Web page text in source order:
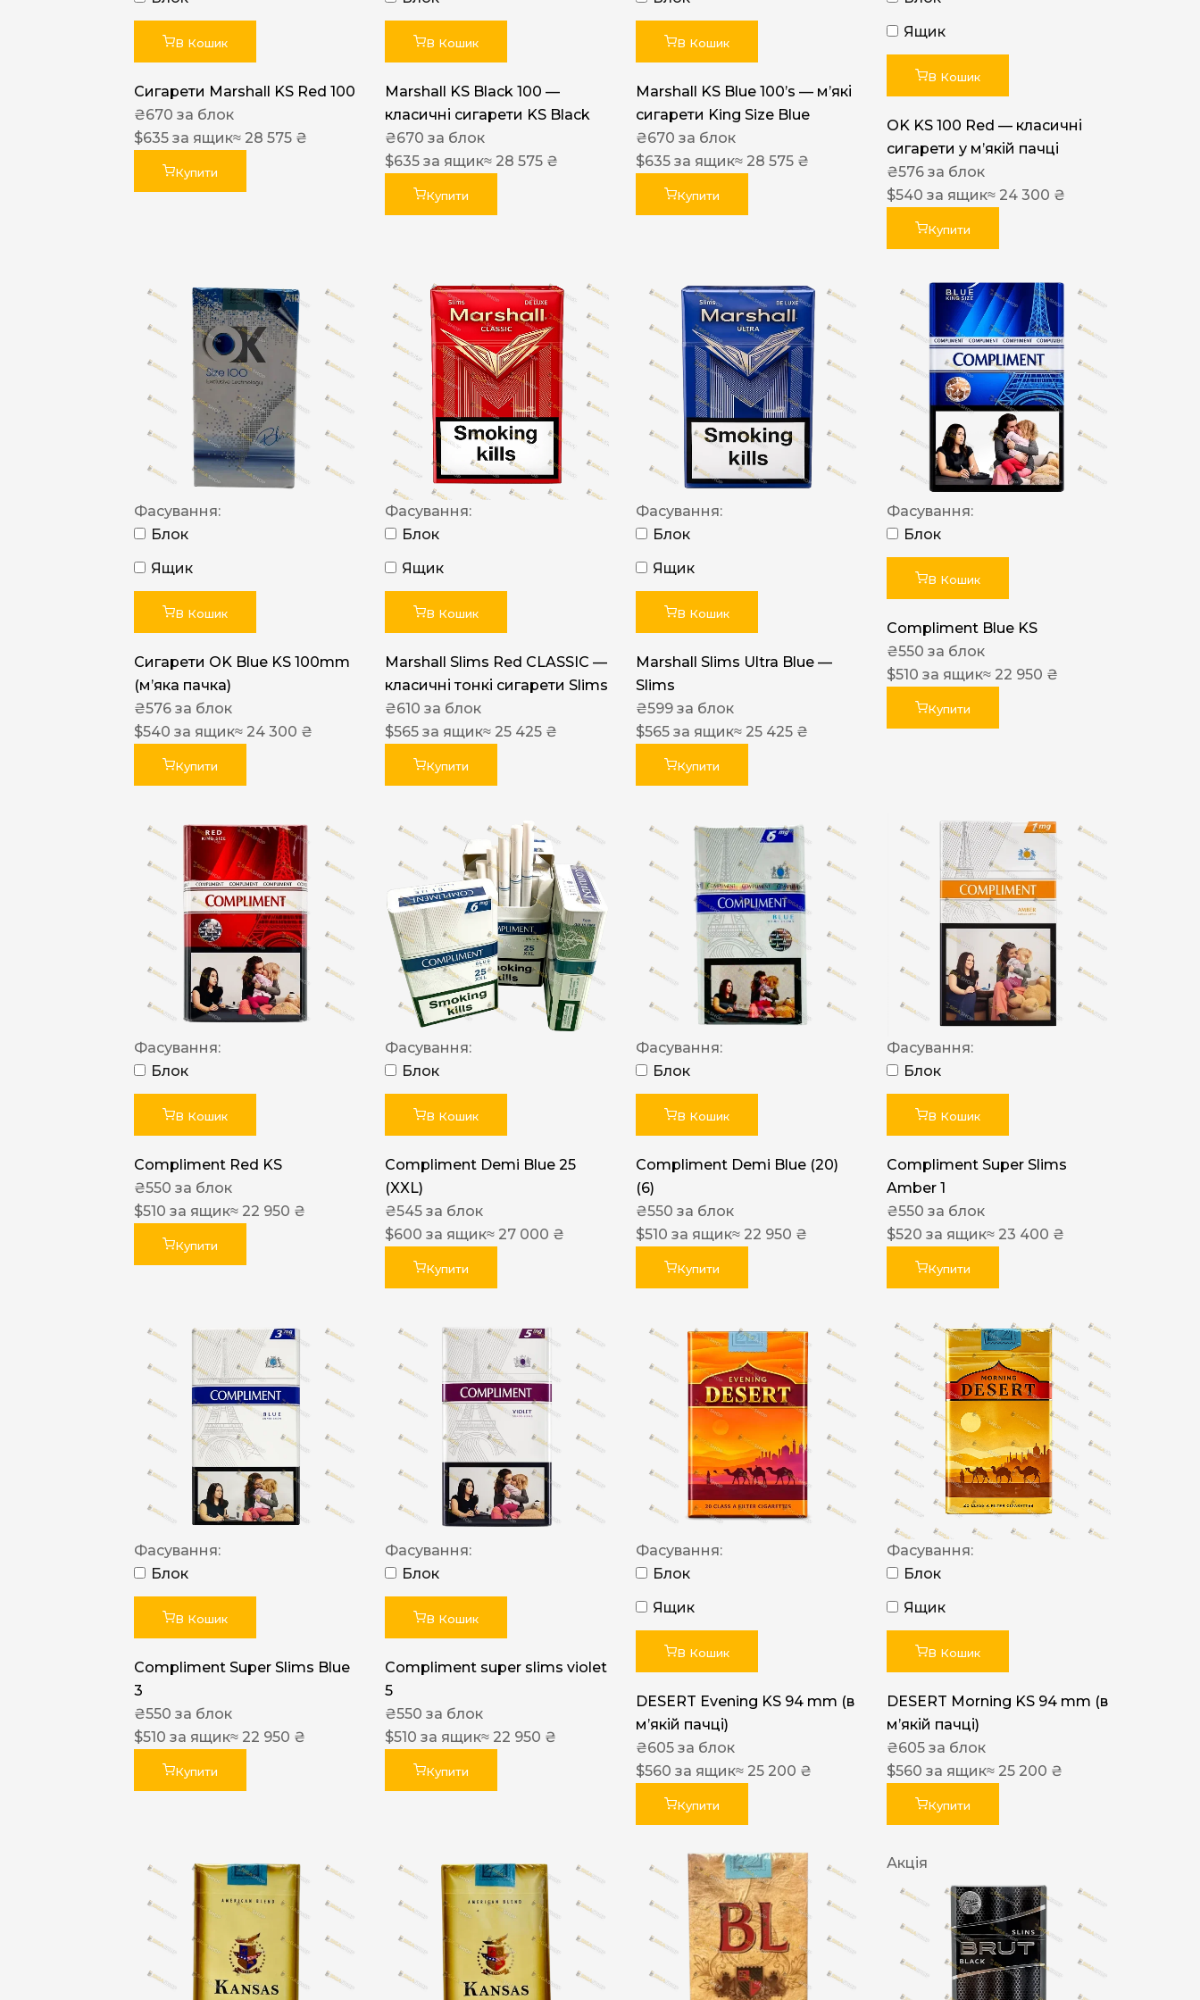
Nistru
PULL
Focus
De Santis
MONUS
NERO
NERO
Гуцульскі
Italian Blend 821
MAN
Arizona
В Кошик
Сигарети Marshall KS Red 100
₴670 за блок
$635 за ящик≈ 28 575 ₴
Купити
В Кошик
Marshall KS Black 100 —
класичні сигарети KS Black
₴670 за блок
$635 за ящик≈ 28 575 ₴
Купити
В Кошик
Marshall KS Blue 100’s — м’які
сигарети King Size Blue
₴670 за блок
$635 за ящик≈ 28 575 ₴
Купити
Ящик
В Кошик
OK KS 100 Red — класичні
сигарети у м’якій пачці
₴576 за блок
$540 за ящик≈ 24 300 ₴
Купити
Фасування:
Блок
Ящик
В Кошик
Сигарети OK Blue KS 100mm
(м’яка пачка)
₴576 за блок
$540 за ящик≈ 24 300 ₴
Купити
Фасування:
Блок
Ящик
В Кошик
Marshall Slims Red CLASSIC —
класичні тонкі сигарети Slims
₴610 за блок
$565 за ящик≈ 25 425 ₴
Купити
Фасування:
Блок
Ящик
В Кошик
Marshall Slims Ultra Blue —
Slims
₴599 за блок
$565 за ящик≈ 25 425 ₴
Купити
Фасування:
Блок
В Кошик
Compliment Blue KS
₴550 за блок
$510 за ящик≈ 22 950 ₴
Купити
Фасування:
Блок
В Кошик
Compliment Red KS
₴550 за блок
$510 за ящик≈ 22 950 ₴
Купити
Фасування:
Блок
В Кошик
Compliment Demi Blue 25
(XXL)
₴545 за блок
$600 за ящик≈ 27 000 ₴
Купити
Фасування:
Блок
В Кошик
Compliment Demi Blue (20)
(6)
₴550 за блок
$510 за ящик≈ 22 950 ₴
Купити
Фасування:
Блок
В Кошик
Compliment Super Slims
Amber 1
₴550 за блок
$520 за ящик≈ 23 400 ₴
Купити
Фасування:
Блок
В Кошик
Compliment Super Slims Blue
3
₴550 за блок
$510 за ящик≈ 22 950 ₴
Купити
Фасування:
Блок
В Кошик
Compliment super slims violet
5
₴550 за блок
$510 за ящик≈ 22 950 ₴
Купити
Фасування:
Блок
Ящик
В Кошик
DESERT Evening KS 94 mm (в
мʼякій пачці)
₴605 за блок
$560 за ящик≈ 25 200 ₴
Купити
Фасування:
Блок
Ящик
В Кошик
DESERT Morning KS 94 mm (в
мʼякій пачці)
₴605 за блок
$560 за ящик≈ 25 200 ₴
Купити
Акція